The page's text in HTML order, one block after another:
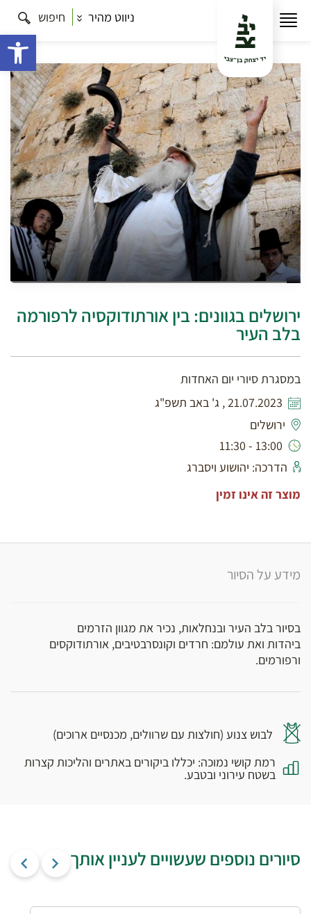
ניווט מהיר חיפוש כל הסיורים
ירושלים בגוונים: בין
ירושלים בגוונים: בין אורתודוקסיה לרפורמה
בלב העיר
במסגרת סיורי יום האחדות
21.07.2023 , ג' באב תשפ"ג
ירושלים
13:00 - 11:30
הדרכה: יהושוע ויסברג
מוצר זה אינו זמין
מידע על הסיור
בסיור בלב העיר ובנחלאות, נכיר את מגוון הזרמים
ביהדות ואת עולמם: חרדים וקונסרבטיבים, אורתודוקסים
ורפורמים.
לבוש צנוע (חולצות עם שרוולים, מכנסיים ארוכים)
רמת קושי נמוכה: יכללו ביקורים באתרים והליכות קצרות
בשטח עירוני ובטבע.
סיורים נוספים שעשויים לעניין אותך